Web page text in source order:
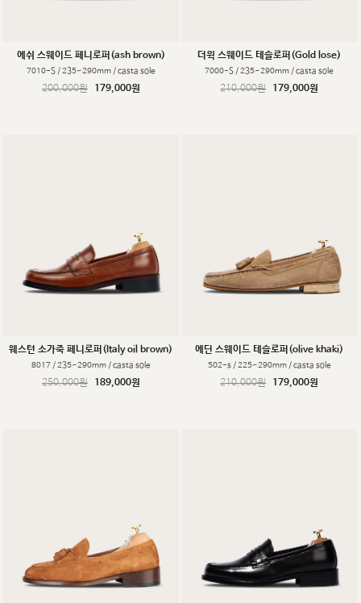
에쉬 스웨이드 페니로퍼(ash brown)
7010-S / 235~290mm / casta sole
200,000원 179,000원
더윅 스웨이드 테슬로퍼(Gold lose)
7000-S / 235~290mm / casta sole
210,000원 179,000원
웨스턴 소가죽 페니로퍼(Italy oil brown)
8017 / 235~290mm / casta sole
250,000원 189,000원
에딘 스웨이드 테슬로퍼(olive khaki)
502-s / 225~290mm / casta sole
210,000원 179,000원